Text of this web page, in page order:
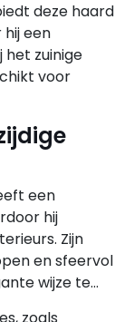
deze haard
een
zuinige
voor
een
hij
Zijn
en sfeervol
wijze te